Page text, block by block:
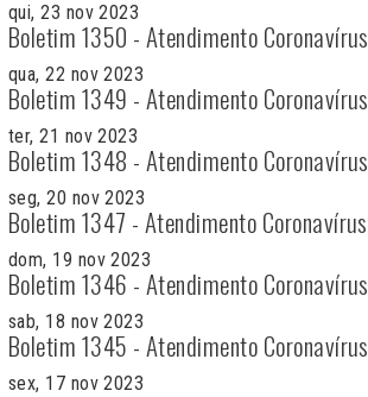
qui, 23 nov 2023
Boletim 1350 - Atendimento Coronavírus
qua, 22 nov 2023
Boletim 1349 - Atendimento Coronavírus
ter, 21 nov 2023
Boletim 1348 - Atendimento Coronavírus
seg, 20 nov 2023
Boletim 1347 - Atendimento Coronavírus
dom, 19 nov 2023
Boletim 1346 - Atendimento Coronavírus
sab, 18 nov 2023
Boletim 1345 - Atendimento Coronavírus
sex, 17 nov 2023